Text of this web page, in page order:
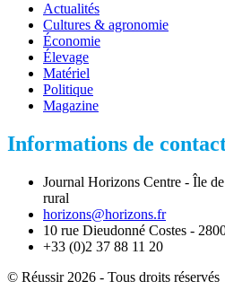
Actualités
Cultures & agronomie
Économie
Élevage
Matériel
Politique
Magazine
Informations de
Journal Horizons Centre - Île
rural
horizons@horizons.fr
10 rue Dieudonné Costes -
+33 (0)2 37 88 11 20
© Réussir 2026 - Tous droits réservés